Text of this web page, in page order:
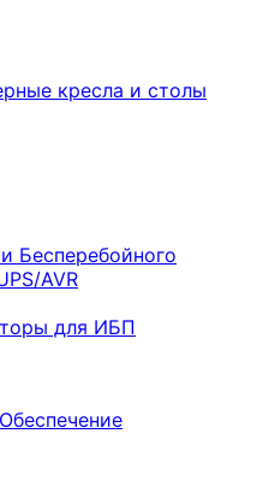
кресла и столы
Бесперебойного
AVR
для ИБП